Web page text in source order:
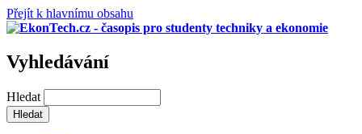
Přejít k hlavnímu obsahu
Vyhledávání
Hledat